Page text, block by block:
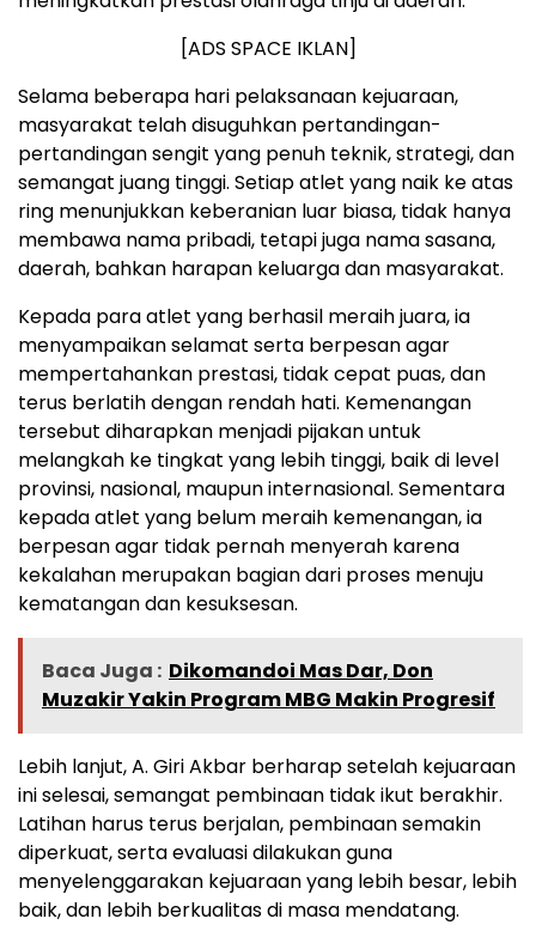
[ADS SPACE IKLAN]
Selama beberapa hari pelaksanaan kejuaraan,
masyarakat telah disuguhkan pertandingan-
pertandingan sengit yang penuh teknik, strategi, dan
semangat juang tinggi. Setiap atlet yang naik ke atas
ring menunjukkan keberanian luar biasa, tidak hanya
membawa nama pribadi, tetapi juga nama sasana,
daerah, bahkan harapan keluarga dan masyarakat.
Kepada para atlet yang berhasil meraih juara, ia
menyampaikan selamat serta berpesan agar
mempertahankan prestasi, tidak cepat puas, dan
terus berlatih dengan rendah hati. Kemenangan
tersebut diharapkan menjadi pijakan untuk
melangkah ke tingkat yang lebih tinggi, baik di level
provinsi, nasional, maupun internasional. Sementara
kepada atlet yang belum meraih kemenangan, ia
berpesan agar tidak pernah menyerah karena
kekalahan merupakan bagian dari proses menuju
kematangan dan kesuksesan.
Baca Juga : Dikomandoi Mas Dar, Don
Muzakir Yakin Program MBG Makin Progresif
Lebih lanjut, A. Giri Akbar berharap setelah kejuaraan
ini selesai, semangat pembinaan tidak ikut berakhir.
Latihan harus terus berjalan, pembinaan semakin
diperkuat, serta evaluasi dilakukan guna
menyelenggarakan kejuaraan yang lebih besar, lebih
baik, dan lebih berkualitas di masa mendatang.